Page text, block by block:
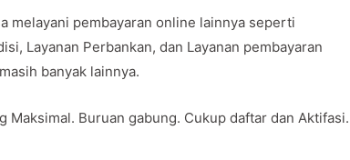
melayani pembayaran online lainnya seperti
Layanan Perbankan, dan Layanan pembayaran
banyak lainnya.
Maksimal. Buruan gabung. Cukup daftar dan Aktifasi.